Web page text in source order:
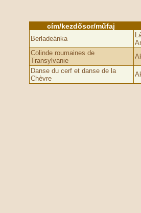
cím/kezdősor/műfaj
Berladeánka
Colinde roumaines de
Transylvanie
Danse du cerf et danse de la
Chèvre